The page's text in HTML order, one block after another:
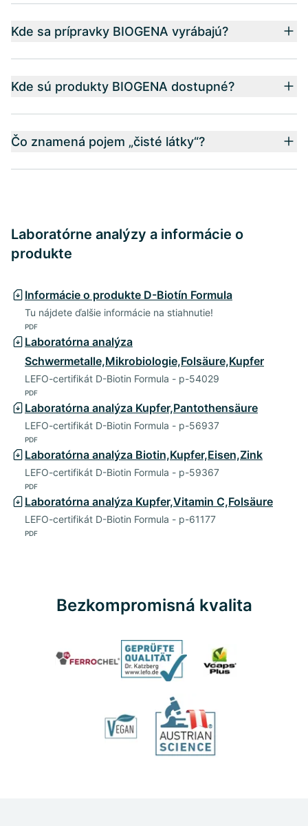
Kde sa prípravky BIOGENA vyrábajú?
Kde sú produkty BIOGENA dostupné?
Čo znamená pojem „čisté látky“?
Laboratórne analýzy a informácie o
produkte
Informácie o produkte D-Biotín Formula
Tu nájdete ďalšie informácie na stiahnutie!
PDF
Laboratórna analýza
Schwermetalle,Mikrobiologie,Folsäure,Kupfer
LEFO-certifikát D-Biotin Formula - p-54029
PDF
Laboratórna analýza Kupfer,Pantothensäure
LEFO-certifikát D-Biotin Formula - p-56937
PDF
Laboratórna analýza Biotin,Kupfer,Eisen,Zink
LEFO-certifikát D-Biotin Formula - p-59367
PDF
Laboratórna analýza Kupfer,Vitamin C,Folsäure
LEFO-certifikát D-Biotin Formula - p-61177
PDF
Bezkompromisná kvalita